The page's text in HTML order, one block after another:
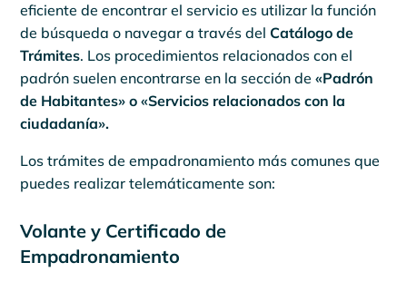
eficiente de encontrar el servicio es utilizar la función
de búsqueda o navegar a través delCatálogo de
Trámites. Los procedimientos relacionados con el
padrón suelen encontrarse en la sección de«Padrón
de Habitantes» o «Servicios relacionados con la
ciudadanía».
Los trámites de empadronamiento más comunes que
puedes realizar telemáticamente son:
Volante y Certificado de
Empadronamiento